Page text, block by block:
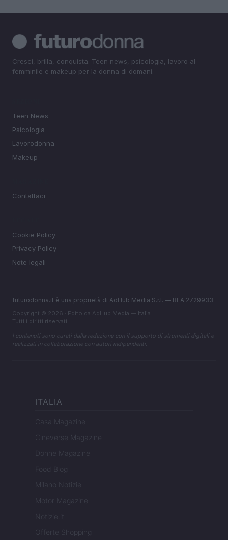
Cresci, brilla, conquista. Teen news, psicologia, lavoro al
femminile e makeup per la donna di domani.
Teen News
Psicologia
Lavorodonna
Makeup
Contattaci
Cookie Policy
Privacy Policy
Note legali
futurodonna.it è una proprietà di AdHub Media S.r.l. — REA 2729933
Copyright © 2026 · Edito da AdHub Media — Italia
Tutti i diritti riservati
I contenuti sono curati dalla redazione con il supporto di strumenti digitali e
realizzati in collaborazione con autori indipendenti.
ITALIA
Casa Magazine
Cineverse Magazine
Donne Magazine
Food Blog
Milano Notizie
Motor Magazine
Notizie.it
Offerte Shopping